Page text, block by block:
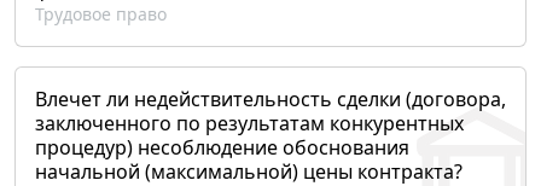
Трудовое право
Влечет ли недействительность сделки (договора,
заключенного по результатам конкурентных
процедур) несоблюдение обоснования
начальной (максимальной) цены контракта?